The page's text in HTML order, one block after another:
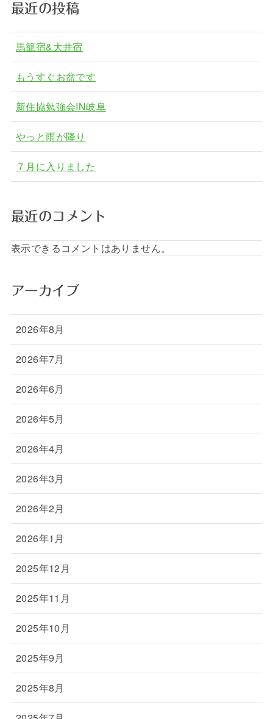
最近の投稿
馬籠宿&大井宿
もうすぐお盆です
新住協勉強会IN岐阜
やっと雨が降り
７月に入りました
最近のコメント
表示できるコメントはありません。
アーカイブ
2026年8月
2026年7月
2026年6月
2026年5月
2026年4月
2026年3月
2026年2月
2026年1月
2025年12月
2025年11月
2025年10月
2025年9月
2025年8月